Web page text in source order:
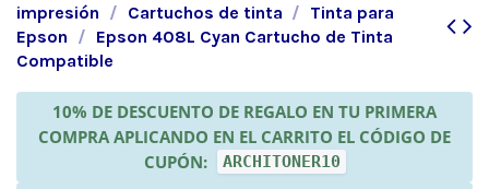
impresión
Cartuchos de tinta
Tinta para
Epson
Epson 408L Cyan Cartucho de Tinta
Compatible
10% DE DESCUENTO DE REGALO EN TU PRIMERA
COMPRA APLICANDO EN EL CARRITO EL CÓDIGO DE
CUPÓN:
ARCHITONER10